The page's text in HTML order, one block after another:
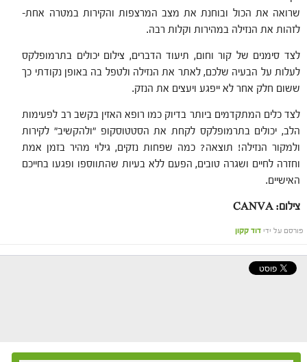
שרואה את הכול ובוחנת את מצב המרצפות והקירות במטרה אחת-
לזהות את הנזילה במהירות וקלות רבה.
לצד סימנים של קור וחום, תיעוד הדברים, צילום יכולים בתרמופלקס
לעלות על הבעיה שלכם, לאתר את הנזילה ולטפל בה באופן נקודתי כך
ששום חלק אחר לא ייפגע ויעצים את הנזק.
לצד כלים המתקדמים ביותר בדיוק כמו רופא האזין בקשב רב לפעימות
הלב, יכולים בתרמופלקס לקחת את הסטטוסקופ "ולהקשיב" לקירות
ולמקור הנזילה! תוצאה? כמה שפחות נזקים, גילוי מהיר בזמן אמת
וחזרה לחיים ושגרה טובים, הפעם ללא בעיות שהתווספו ופגעו בחייכם
האישיים.
צילום: CANVA
פורסם על ידי דוד קקון